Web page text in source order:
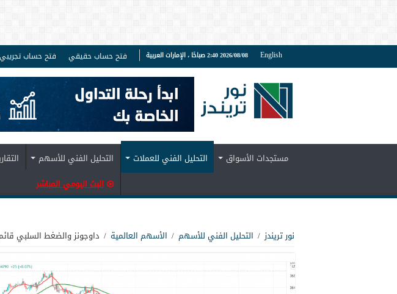
English 2026/08/08 2:40 صباحًا ، الإمارات العربية فتح حساب حقيقي فتح حساب تجريبي
مستجدات الأسواق التحليل الفني للعملات التحليل الفني للأسهم
البث اليومي المباشر
نور تريندز / التحليل الفني للأسهم / الأسهم العالمية / داوجونز والضغط السلبي قائم 14-2-